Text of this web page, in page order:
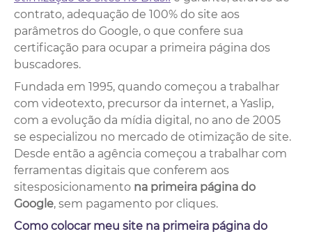
contrato, adequação de 100% do site aos
parâmetros do Google, o que confere sua
certificação para ocupar a primeira página dos
buscadores.
Fundada em 1995, quando começou a trabalhar
com videotexto, precursor da internet, a Yaslip,
com a evolução da mídia digital, no ano de 2005
se especializou no mercado de otimização de site.
Desde então a agência começou a trabalhar com
ferramentas digitais que conferem aos
sitesposicionamento na primeira página do
Google, sem pagamento por cliques.
Como colocar meu site na primeira página do